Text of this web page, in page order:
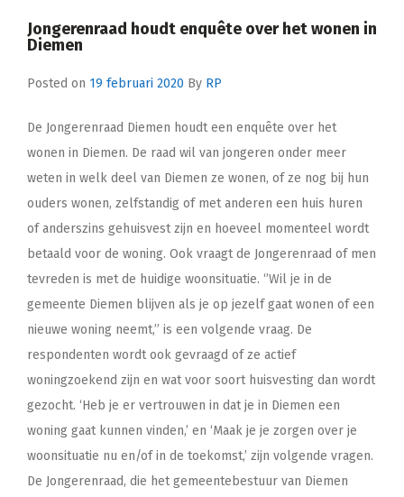
Jongerenraad houdt enquête over het wonen in
Diemen
Posted on 19 februari 2020 By RP
De Jongerenraad Diemen houdt een enquête over het
wonen in Diemen. De raad wil van jongeren onder meer
weten in welk deel van Diemen ze wonen, of ze nog bij hun
ouders wonen, zelfstandig of met anderen een huis huren
of anderszins gehuisvest zijn en hoeveel momenteel wordt
betaald voor de woning. Ook vraagt de Jongerenraad of men
tevreden is met de huidige woonsituatie. ‘’Wil je in de
gemeente Diemen blijven als je op jezelf gaat wonen of een
nieuwe woning neemt,’’ is een volgende vraag. De
respondenten wordt ook gevraagd of ze actief
woningzoekend zijn en wat voor soort huisvesting dan wordt
gezocht. ‘Heb je er vertrouwen in dat je in Diemen een
woning gaat kunnen vinden,’ en ‘Maak je je zorgen over je
woonsituatie nu en/of in de toekomst,’ zijn volgende vragen.
De Jongerenraad, die het gemeentebestuur van Diemen